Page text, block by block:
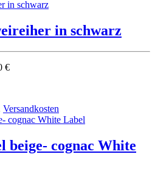
in schwarz
€
Versandkosten
beige- cognac White